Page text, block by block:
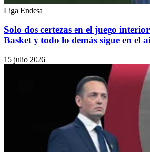
Liga Endesa
Solo dos certezas en el juego
Basket y todo lo demás sigue en el
15 julio 2026